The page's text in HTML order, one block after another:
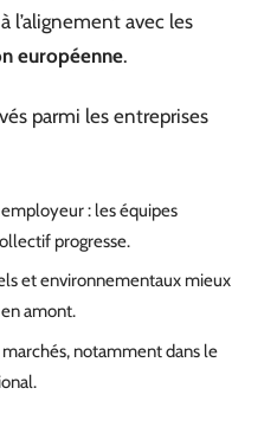
l’alignement avec les
européenne.
parmi les entreprises
: les équipes
progresse.
et environnementaux mieux
amont.
notamment dans le